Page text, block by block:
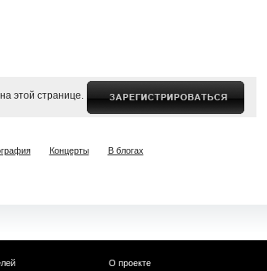
этой странице.
Концерты В блогах
О проекте